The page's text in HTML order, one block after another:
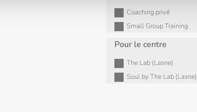
Coaching privé
Small Group Training
Pour le centre
The Lab (Lasne)
Soul by The Lab (Lasne)